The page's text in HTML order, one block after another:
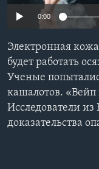
0:00
Электронная
будет работать
Ученые
кашалотов. «Вейп
Исследователи
доказательства